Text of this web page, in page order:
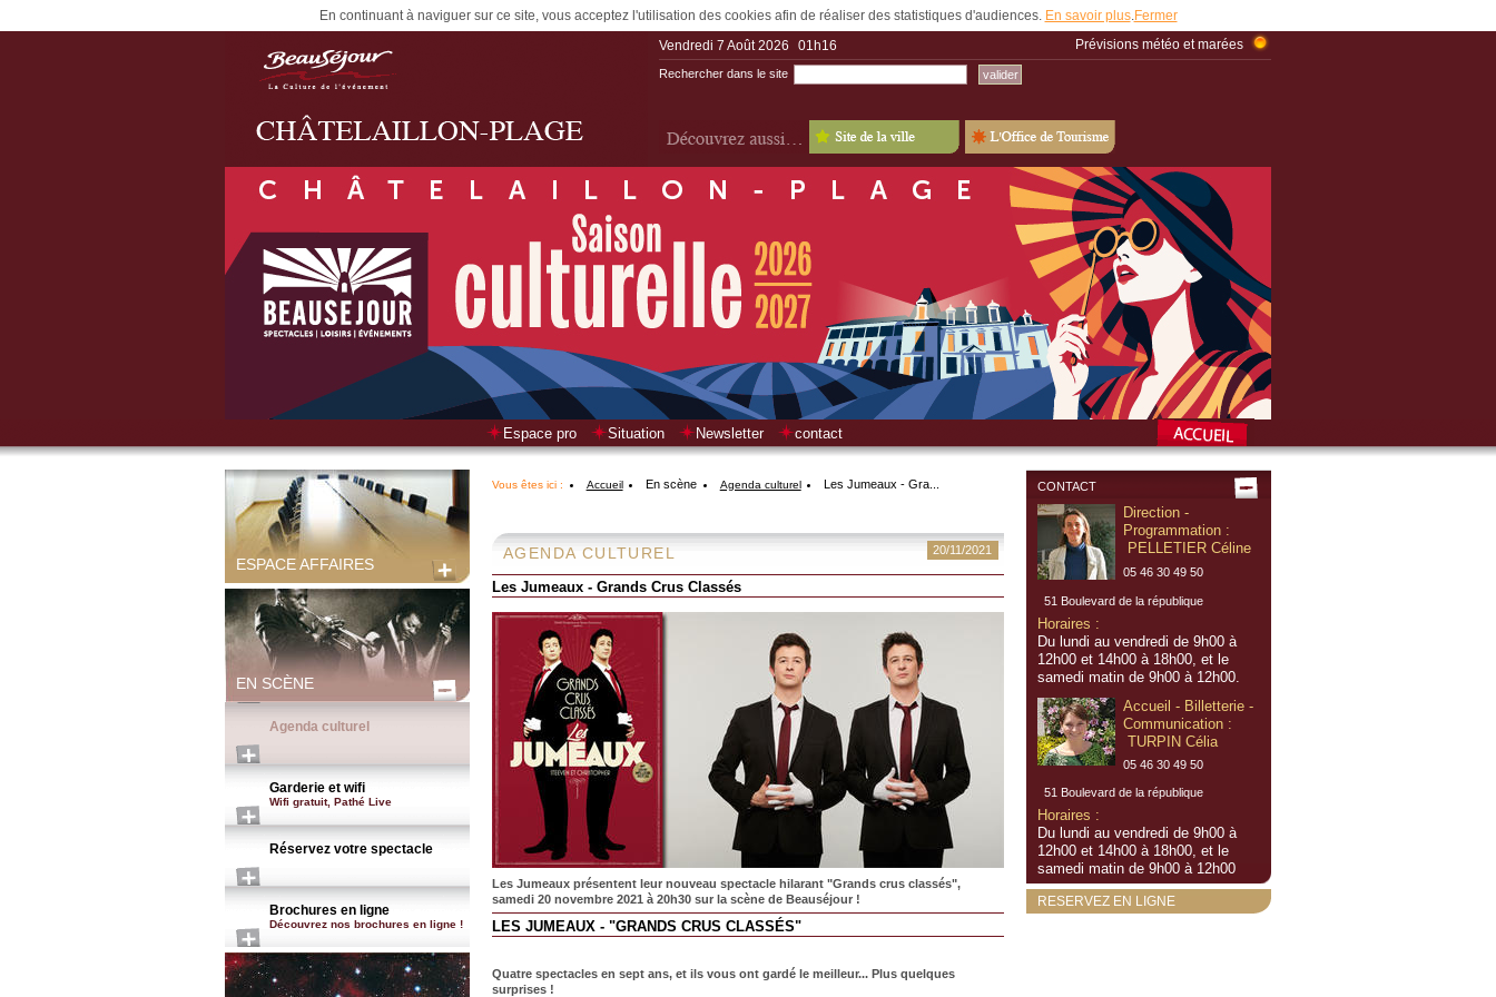
En continuant à naviguer sur ce site, vous acceptez l'utilisation des cookies afin de réaliser des statistiques d'audiences. En savoir plus. Fermer
Vendredi 7 Août 2026
01h16 Prévisions météo et marées
Rechercher dans le site
Espace pro Situation Newsletter contact
ESPACE AFFAIRES
EN SCÈNE
Agenda culturel
Garderie et wifi
Wifi gratuit, Pathé Live
Réservez votre spectacle
Brochures en ligne
Découvrez nos brochures en ligne !
Vous êtes ici : Accueil En scène Agenda culturel Les Jumeaux - Gra...
AGENDA CULTUREL 20/11/2021
Les Jumeaux - Grands Crus Classés
Les Jumeaux présentent leur nouveau spectacle hilarant "Grands crus classés",
samedi 20 novembre 2021 à 20h30 sur la scène de Beauséjour !
LES JUMEAUX - "GRANDS CRUS CLASSÉS"
Quatre spectacles en sept ans, et ils vous ont gardé le meilleur... Plus quelques
surprises !
CONTACT
Direction -
Programmation :
PELLETIER Céline
05 46 30 49 50
51 Boulevard de la république
Horaires :
Du lundi au vendredi de 9h00 à
12h00 et 14h00 à 18h00, et le
samedi matin de 9h00 à 12h00.
Accueil - Billetterie -
Communication :
TURPIN Célia
05 46 30 49 50
51 Boulevard de la république
Horaires :
Du lundi au vendredi de 9h00 à
12h00 et 14h00 à 18h00, et le
samedi matin de 9h00 à 12h00
RESERVEZ EN LIGNE